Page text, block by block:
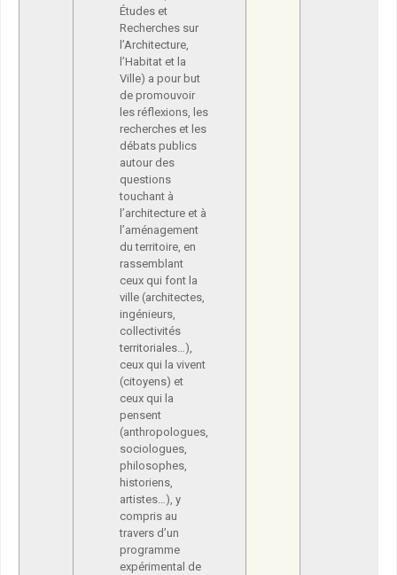
Études et
Recherches sur
l’Architecture,
l’Habitat et la
Ville) a pour but
de promouvoir
les réflexions, les
recherches et les
débats publics
autour des
questions
touchant à
l’architecture et à
l’aménagement
du territoire, en
rassemblant
ceux qui font la
ville (architectes,
ingénieurs,
collectivités
territoriales…),
ceux qui la vivent
(citoyens) et
ceux qui la
pensent
(anthropologues,
sociologues,
philosophes,
historiens,
artistes…), y
compris au
travers d’un
programme
expérimental de